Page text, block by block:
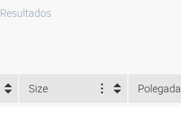
Resultados
Size Polegada